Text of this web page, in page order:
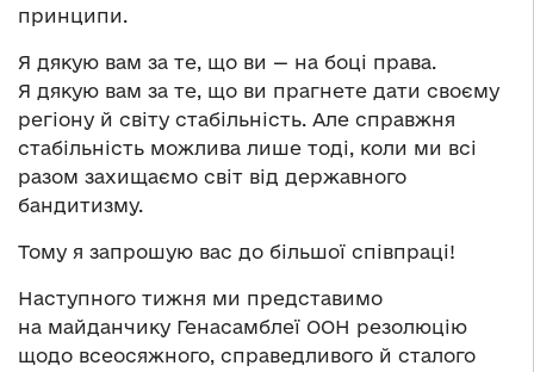
принципи.
Я дякую вам за те, що ви — на боці права.
Я дякую вам за те, що ви прагнете дати своєму
регіону й світу стабільність. Але справжня
стабільність можлива лише тоді, коли ми всі
разом захищаємо світ від державного
бандитизму.
Тому я запрошую вас до більшої співпраці!
Наступного тижня ми представимо
на майданчику Генасамблеї ООН резолюцію
щодо всеосяжного, справедливого й сталого